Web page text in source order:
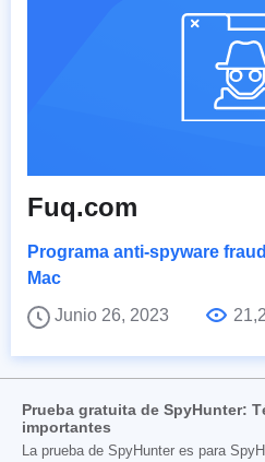
Fuq.com
Programa anti-spyware
Mac
Junio 26, 2023
Prueba gratuita de SpyHunter:
importantes
La prueba de SpyHunter es para